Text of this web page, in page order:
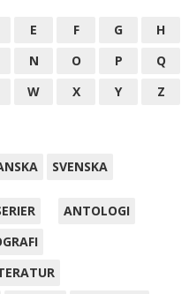
E F G
H
N O P
Q
W X Y
Z
SVENSKA
ANTOLOGI